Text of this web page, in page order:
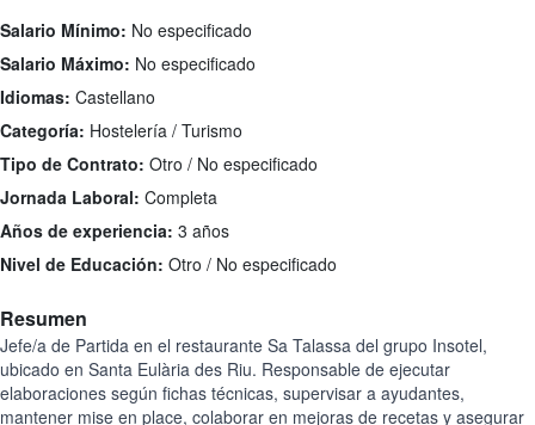
Salario Mínimo: No especificado
Salario Máximo: No especificado
Idiomas: Castellano
Categoría: Hostelería / Turismo
Tipo de Contrato: Otro / No especificado
Jornada Laboral: Completa
Años de experiencia: 3 años
Nivel de Educación: Otro / No especificado
Resumen
Jefe/a de Partida en el restaurante Sa Talassa del grupo Insotel,
ubicado en Santa Eulària des Riu. Responsable de ejecutar
elaboraciones según fichas técnicas, supervisar a ayudantes,
mantener mise en place, colaborar en mejoras de recetas y asegurar